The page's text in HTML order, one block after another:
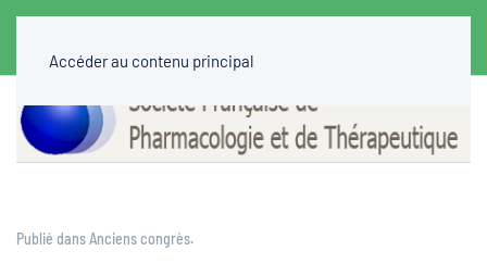
Accéder au contenu principal
Publié dansAnciens congrès.